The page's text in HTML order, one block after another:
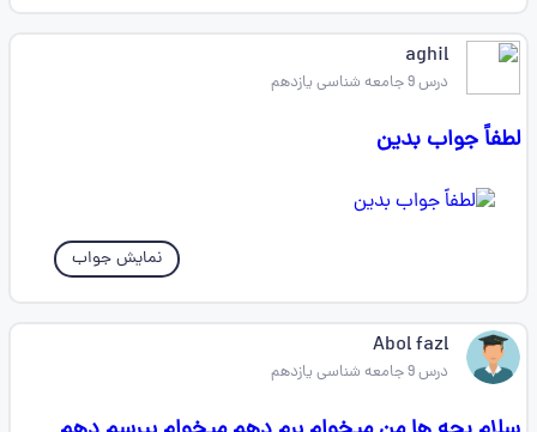
aghil
درس 9 جامعه شناسی یازدهم
لطفاً جواب بدین
نمایش جواب
Abol fazl
درس 9 جامعه شناسی یازدهم